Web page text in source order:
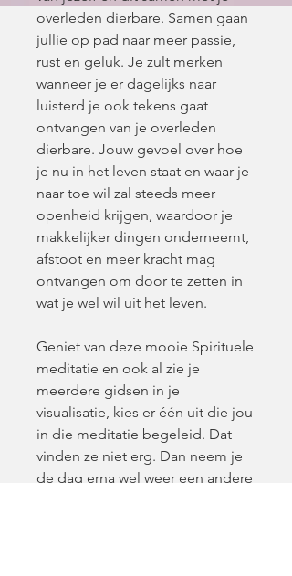
overleden dierbare. Samen gaan
jullie op pad naar meer passie,
rust en geluk. Je zult merken
wanneer je er dagelijks naar
luisterd je ook tekens gaat
ontvangen van je overleden
dierbare. Jouw gevoel over hoe
je nu in het leven staat en waar je
naar toe wil zal steeds meer
openheid krijgen, waardoor je
makkelijker dingen onderneemt,
afstoot en meer kracht mag
ontvangen om door te zetten in
wat je wel wil uit het leven.
Geniet van deze mooie Spirituele
meditatie en ook al zie je
meerdere gidsen in je
visualisatie, kies er één uit die jou
in die meditatie begeleid. Dat
vinden ze niet erg. Dan neem je
de dag erna wel weer een andere